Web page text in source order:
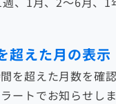
超えた月の表示
を超えた月数を確
ートでお知らせしま